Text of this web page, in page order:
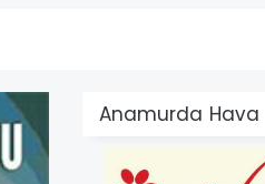
Anamurda Hava